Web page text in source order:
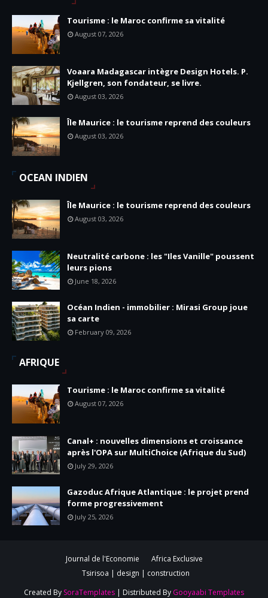
Tourisme : le Maroc confirme sa vitalité
August 07, 2026
Voaara Madagascar intègre Design Hotels. P.
Kjellgren, son fondateur, se livre.
August 03, 2026
Île Maurice : le tourisme reprend des couleurs
August 03, 2026
OCEAN INDIEN
Île Maurice : le tourisme reprend des couleurs
August 03, 2026
Neutralité carbone : les "Iles Vanille" poussent
leurs pions
June 18, 2026
Océan Indien - immobilier : Mirasi Group joue
sa carte
February 09, 2026
AFRIQUE
Tourisme : le Maroc confirme sa vitalité
August 07, 2026
Canal+ : nouvelles dimensions et croissance
après l'OPA sur MultiChoice (Afrique du Sud)
July 29, 2026
Gazoduc Afrique Atlantique : le projet prend
forme progressivement
July 25, 2026
Journal de l'Economie
Africa Exclusive
Tsirisoa | design | construction
Created By SoraTemplates | Distributed By Gooyaabi Templates